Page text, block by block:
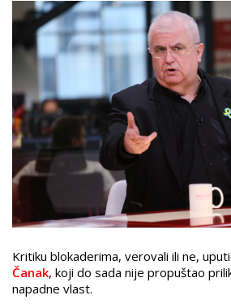
Kritiku blokaderima, verovali ili ne,
Čanak, koji do sada nije propuštao
napadne vlast.